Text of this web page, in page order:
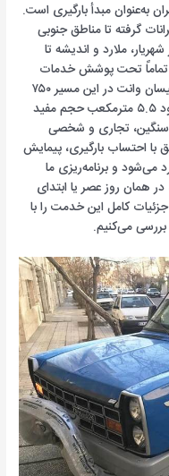
به‌عنوان مبدأ بارگیری است.
گرفته تا مناطق جنوبی
ملارد و اندیشه تا
تماماً تحت پوشش خدمات
نیسان بار ما قرار دارند. ظرفیت هر دستگاه نیسان وانت در این مسیر ۷۵۰
کیلومتری تا ۲ تن (۲۰۰۰ کیلوگرم) وزن و حدود ۵.۵ مترمکعب حجم مفید
تجاری و شخصی
با احتساب بارگیری، پیمایش
کاری برآورد می‌شود و برنامه‌ریزی ما
همان روز عصر یا ابتدای
کامل این خدمت را با
می‌کنیم.